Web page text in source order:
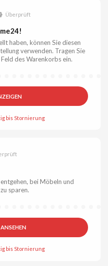
Überprüft
haben, können Sie diesen
verwenden. Tragen Sie
des Warenkorbs ein.
bis Stornierung
bei Möbeln und
sparen.
bis Stornierung